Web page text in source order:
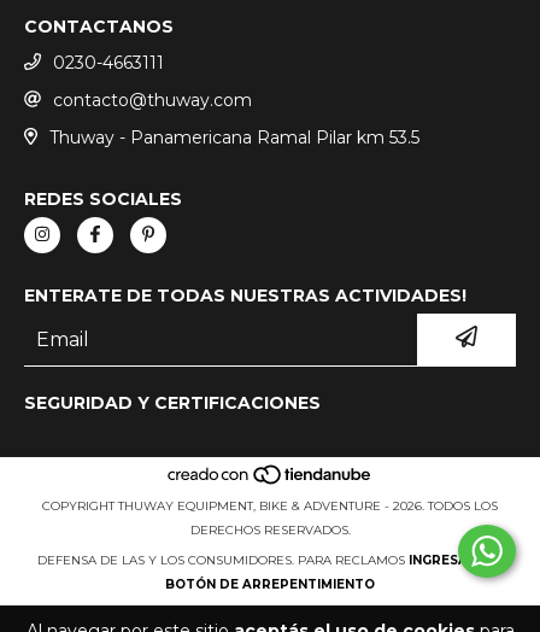
CONTACTANOS
0230-4663111
contacto@thuway.com
Thuway - Panamericana Ramal Pilar km 53.5
REDES SOCIALES
ENTERATE DE TODAS NUESTRAS ACTIVIDADES!
SEGURIDAD Y CERTIFICACIONES
COPYRIGHT THUWAY EQUIPMENT, BIKE & ADVENTURE - 2026. TODOS LOS
DERECHOS RESERVADOS.
DEFENSA DE LAS Y LOS CONSUMIDORES. PARA RECLAMOS INGRESÁ ACÁ.
BOTÓN DE ARREPENTIMIENTO